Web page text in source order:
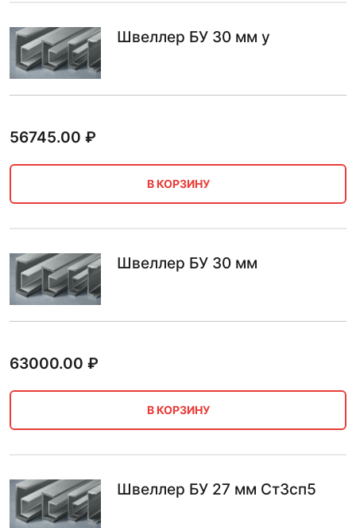
Швеллер БУ 30 мм у
56745.00 ₽
В КОРЗИНУ
Швеллер БУ 30 мм
63000.00 ₽
В КОРЗИНУ
Швеллер БУ 27 мм Ст3сп5